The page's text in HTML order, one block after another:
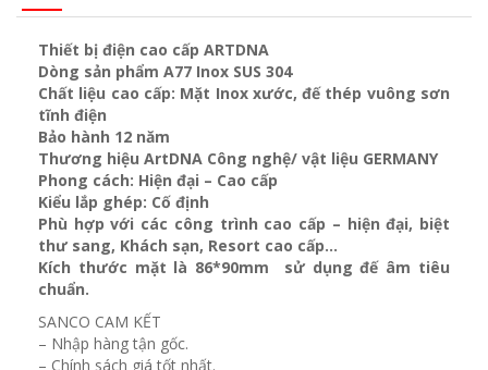
Thiết bị điện cao cấp ARTDNA
Dòng sản phẩm A77 Inox SUS 304
Chất liệu cao cấp: Mặt Inox xước, đế thép vuông sơn
tĩnh điện
Bảo hành 12 năm
Thương hiệu ArtDNA Công nghệ/ vật liệu GERMANY
Phong cách: Hiện đại – Cao cấp
Kiểu lắp ghép: Cố định
Phù hợp với các công trình cao cấp – hiện đại, biệt
thư sang, Khách sạn, Resort cao cấp…
Kích thước mặt là 86*90mm sử dụng đế âm tiêu
chuẩn.
SANCO CAM KẾT
– Nhập hàng tận gốc.
– Chính sách giá tốt nhất.